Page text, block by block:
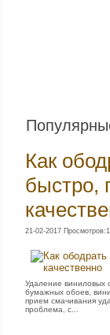
Как
быстро,
21-02-2017
Удаление виниловых
бумажных обоев,
прием смачивания
проблема, с...